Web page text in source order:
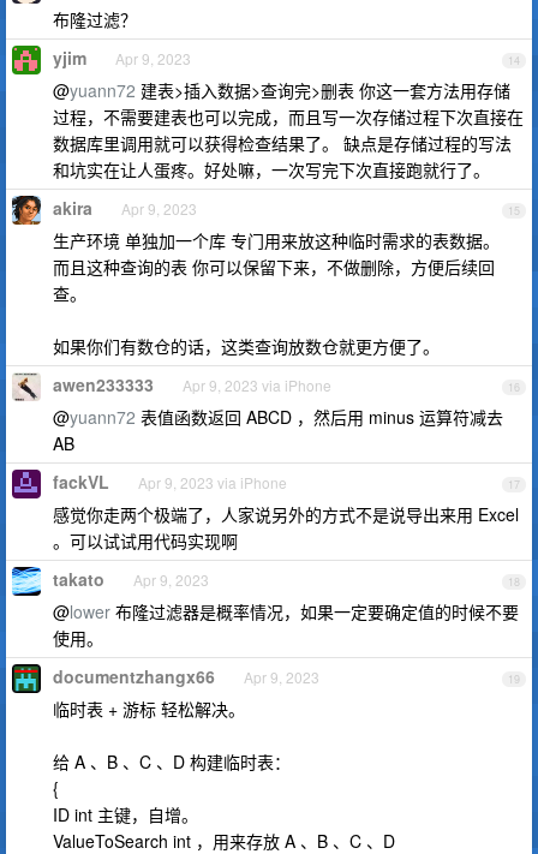
布隆过滤？
14
yjim Apr 9, 2023
@yuann72 建表>插入数据>查询完>删表 你这一套方法用存储
过程，不需要建表也可以完成，而且写一次存储过程下次直接在
数据库里调用就可以获得检查结果了。 缺点是存储过程的写法
和坑实在让人蛋疼。好处嘛，一次写完下次直接跑就行了。
15
akira Apr 9, 2023
生产环境 单独加一个库 专门用来放这种临时需求的表数据。
而且这种查询的表 你可以保留下来，不做删除，方便后续回
查。
如果你们有数仓的话，这类查询放数仓就更方便了。
16
awen233333 Apr 9, 2023 via iPhone
@yuann72 表值函数返回 ABCD ，然后用 minus 运算符减去
AB
17
fackVL Apr 9, 2023 via iPhone
感觉你走两个极端了，人家说另外的方式不是说导出来用 Excel
。可以试试用代码实现啊
18
takato Apr 9, 2023
@lower 布隆过滤器是概率情况，如果一定要确定值的时候不要
使用。
19
documentzhangx66 Apr 9, 2023
临时表 + 游标 轻松解决。
给 A 、B 、C 、D 构建临时表：
{
ID int 主键，自增。
ValueToSearch int ，用来存放 A 、B 、C 、D